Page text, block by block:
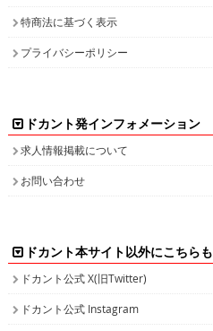
特商法に基づく表示
プライバシーポリシー
ドカント発インフォメーション
求人情報掲載について
お問い合わせ
ドカント本サイト以外にこちらも
ドカント公式 X(旧Twitter)
ドカント公式 Instagram